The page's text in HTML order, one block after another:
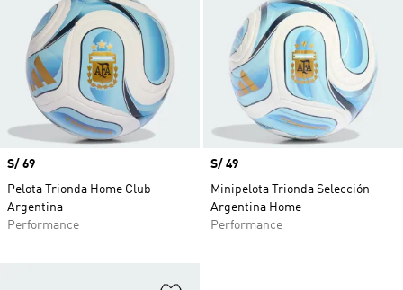
Precio
S/ 69
Pelota Trionda Home Club
Argentina
Performance
Precio
S/ 49
Minipelota Trionda Selección
Argentina Home
Performance